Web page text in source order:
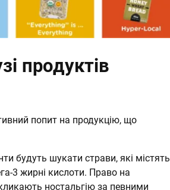
продуктів
попит на продукцію, що
будуть шукати страви, які містять
3 жирні кислоти. Право на
ностальгію за певними